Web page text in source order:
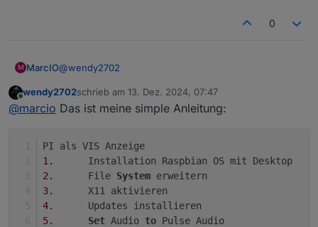
0
M MarcIO@wendy2702
ein erneuter Versuch mit Firefox wäre es auf jeden Fall
Wert. Wäre super wenn du die Anleitung weiterleiten
Online
wendy2702schrieb am 13. Dez. 2024, 07:47
zuletzt editiert von
@marcio Das ist meine simple Anleitung:
PI als VIS Anzeige
1.
	Installation Raspbian OS mit Desktop
2.
	File
System erweitern
3.
	X11 aktivieren
4.
	Updates installieren
5.
Set Audio to Pulse Audio